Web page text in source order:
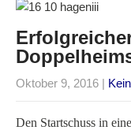
Oktober 9, 2016 |
Den Startschuss in